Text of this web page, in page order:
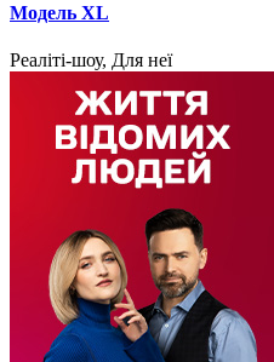
Модель XL
Реаліті-шоу, Для неї